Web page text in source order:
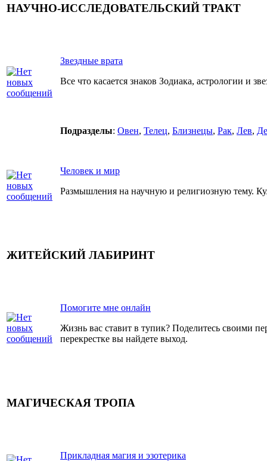
НАУЧНО-ИССЛЕДОВАТЕЛЬСКИЙ ТРАКТ
Звездные врата
Все что касается знаков Зодиака, астрологии и
Подразделы: Овен, Телец, Близнецы, Рак, Лев,
Человек и мир
Размышления на научную и религиозную тему.
ЖИТЕЙСКИЙ ЛАБИРИНТ
Помогите мне онлайн
Жизнь вас ставит в тупик? Поделитесь своими
перекрестке вы найдете выход.
МАГИЧЕСКАЯ ТРОПА
Прикладная магия и эзотерика